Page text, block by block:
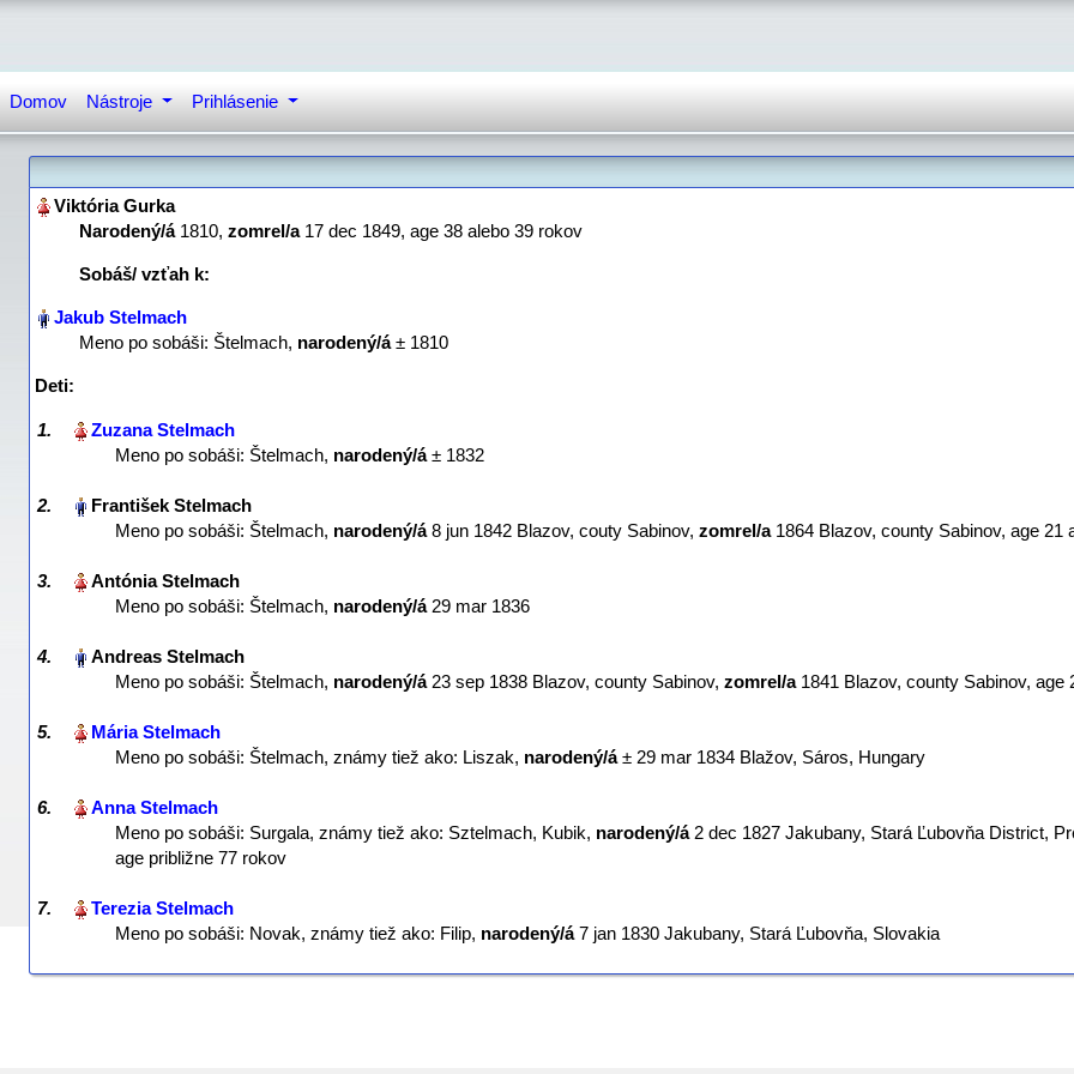
Domov Nástroje Prihlásenie
‎Viktória Gurka‏‎
Narodený/á‎1810, zomrel/a‎17 dec 1849‎, age 38 alebo 39 rokov
Sobáš/ vzťah k:
Jakub Stelmach‏
Meno po sobáši: Štelmach, narodený/á‎± 1810‎
Deti:
1.
Zuzana Stelmach‏
Meno po sobáši: Štelmach, narodený/á‎± 1832‎
2.
‎František Stelmach‏‎
Meno po sobáši: Štelmach, narodený/á‎8 jun 1842 Blazov, couty Sabinov, zomrel/a‎1864 Blazov, county Sabinov‎, age 21
3.
‎Antónia Stelmach‏‎
Meno po sobáši: Štelmach, narodený/á‎29 mar 1836‎
4.
‎Andreas Stelmach‏‎
Meno po sobáši: Štelmach, narodený/á‎23 sep 1838 Blazov, county Sabinov, zomrel/a‎1841 Blazov, county Sabinov‎, age
5.
Mária Stelmach‏
Meno po sobáši: Štelmach, známy tiež ako: Liszak, narodený/á‎± 29 mar 1834 Blažov, Sáros, Hungary‎
6.
Anna Stelmach‏
Meno po sobáši: Surgala, známy tiež ako: Sztelmach, Kubik, narodený/á‎2 dec 1827 Jakubany, Stará Ľubovňa District,
age približne 77 rokov
7.
Terezia Stelmach‏
Meno po sobáši: Novak, známy tiež ako: Filip, narodený/á‎7 jan 1830 Jakubany, Stará Ľubovňa, Slovakia‎